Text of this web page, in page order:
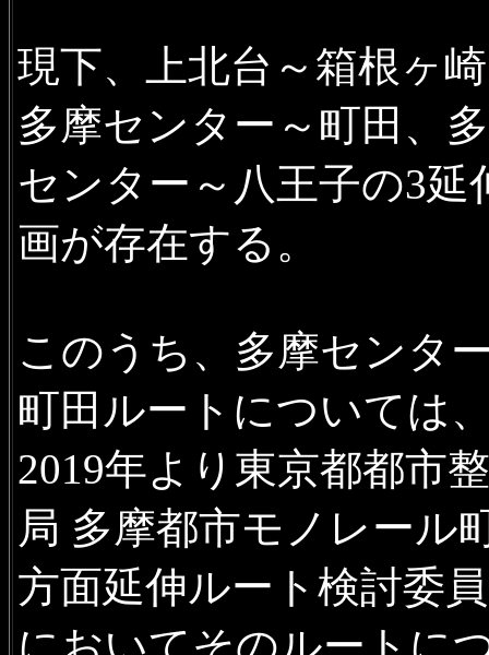
現下、上北台～箱根ヶ
多摩センター～町田、
センター～八王子の3延
画が存在する。
このうち、多摩センタ
町田ルートについては
2019年より東京都都市
局 多摩都市モノレール
方面延伸ルート検討委